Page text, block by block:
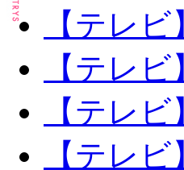
【テレ
【テレ
【テレ
【テレ